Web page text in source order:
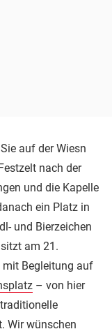
auf der Wiesn
nach der
und die Kapelle
ein Platz in
und Bierzeichen
am 21.
mit Begleitung auf
– von hier
Wir wünschen